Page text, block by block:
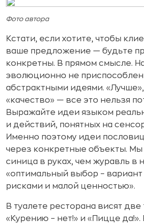
Фото автора
Кстати, если хотите, чтобы
ваше предложение — будьте
конкретны. В прямом смысле.
эволюционно не
абстрактными идеями. «Лучше»,
«качество» — все это нельзя
Выражайте идеи языком
и действий, понятных на
Именно поэтому идеи
через конкретные объекты. Мы
синица в руках, чем журавль в
«оптимальный выбор –
рисками и малой ценностью».
В туалете ресторана висят две
«Курению – нет!» и «Пицце да!».